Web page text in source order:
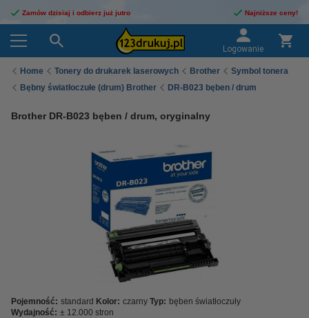
Zamów dzisiaj i odbierz już jutro Najniższe ceny!
Logowanie
Home Tonery do drukarek laserowych Brother
Symbol tonera
Bębny światłoczułe (drum) Brother
DR-B023 bęben / drum
Brother DR-B023 bęben / drum, oryginalny
Pojemność: standard Kolor: czarny Typ: bęben światłoczuły
Wydajność: ± 12.000 stron